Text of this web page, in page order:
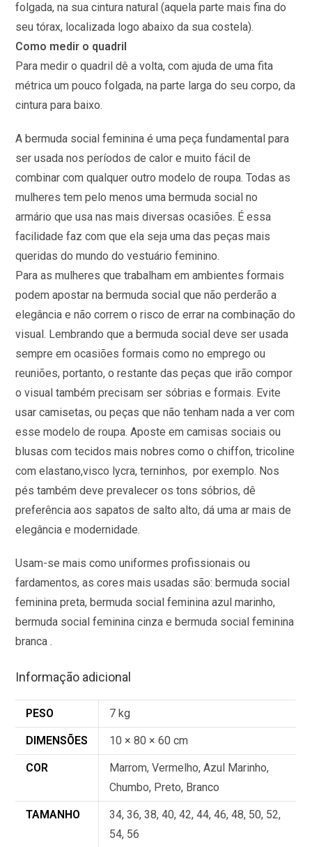
folgada, na sua cintura natural (aquela parte mais fina do
seu tórax, localizada logo abaixo da sua costela).
Como medir o quadril
Para medir o quadril dê a volta, com ajuda de uma fita
métrica um pouco folgada, na parte larga do seu corpo, da
cintura para baixo.
A bermuda social feminina é uma peça fundamental para
ser usada nos períodos de calor e muito fácil de
combinar com qualquer outro modelo de roupa. Todas as
mulheres tem pelo menos uma bermuda social no
armário que usa nas mais diversas ocasiões. É essa
facilidade faz com que ela seja uma das peças mais
queridas do mundo do vestuário feminino.
Para as mulheres que trabalham em ambientes formais
podem apostar na bermuda social que não perderão a
elegância e não correm o risco de errar na combinação do
visual. Lembrando que a bermuda social deve ser usada
sempre em ocasiões formais como no emprego ou
reuniões, portanto, o restante das peças que irão compor
o visual também precisam ser sóbrias e formais. Evite
usar camisetas, ou peças que não tenham nada a ver com
esse modelo de roupa. Aposte em camisas sociais ou
blusas com tecidos mais nobres como o chiffon, tricoline
com elastano,visco lycra, terninhos, por exemplo. Nos
pés também deve prevalecer os tons sóbrios, dê
preferência aos sapatos de salto alto, dá uma ar mais de
elegância e modernidade.
Usam-se mais como uniformes profissionais ou
fardamentos, as cores mais usadas são: bermuda social
feminina preta, bermuda social feminina azul marinho,
bermuda social feminina cinza e bermuda social feminina
branca .
Informação adicional
PESO 7 kg
DIMENSÕES 10 × 80 × 60 cm
COR
Marrom, Vermelho, Azul Marinho,
Chumbo, Preto, Branco
TAMANHO
34, 36, 38, 40, 42, 44, 46, 48, 50, 52,
54, 56